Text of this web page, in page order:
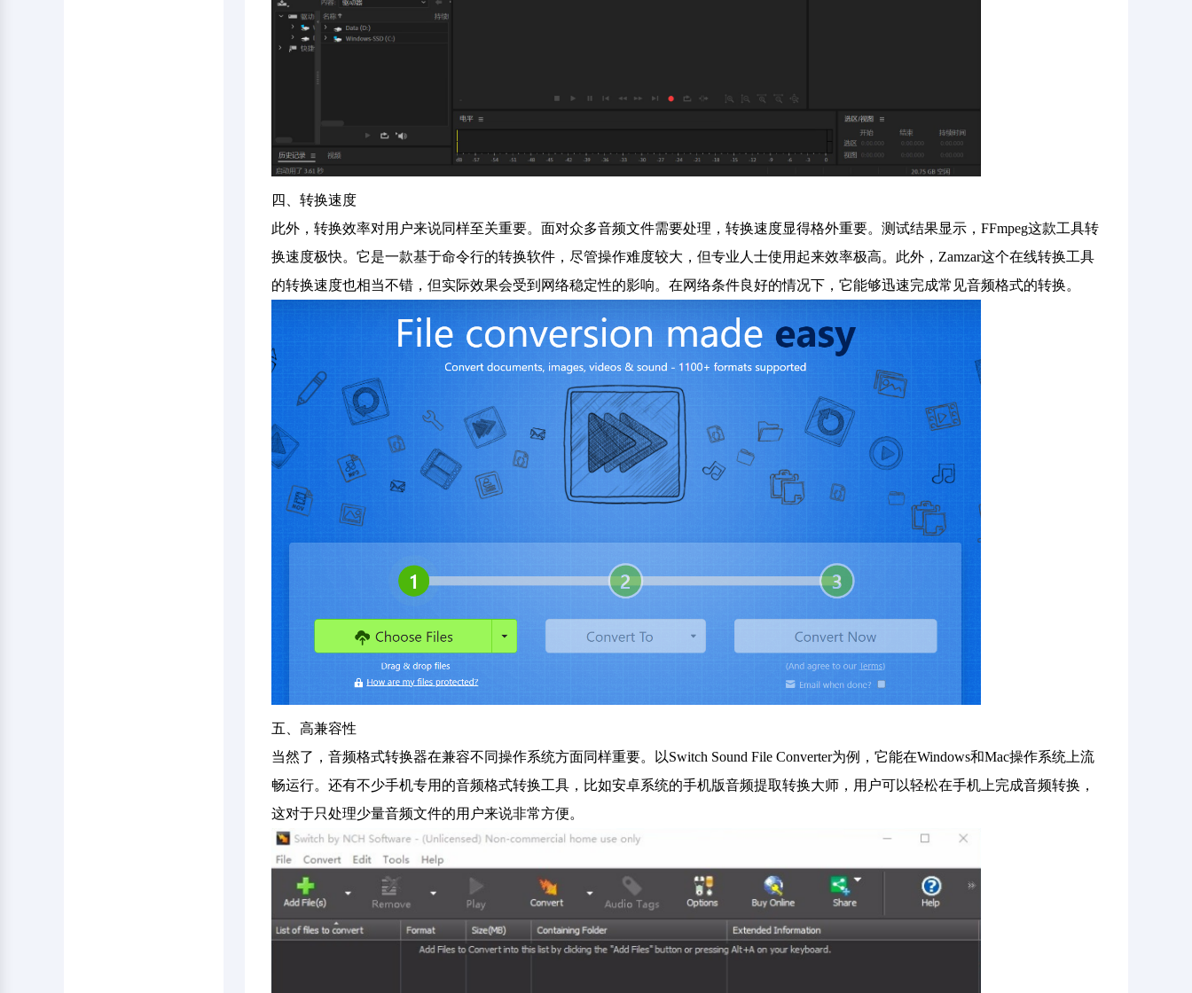
四、转换速度
此外，转换效率对用户来说同样至关重要。面对众多音频文件需要处理，转换速度显得格外重要。测试结果显示，FFmpeg这款工具转
换速度极快。它是一款基于命令行的转换软件，尽管操作难度较大，但专业人士使用起来效率极高。此外，Zamzar这个在线转换工具
的转换速度也相当不错，但实际效果会受到网络稳定性的影响。在网络条件良好的情况下，它能够迅速完成常见音频格式的转换。
五、高兼容性
当然了，音频格式转换器在兼容不同操作系统方面同样重要。以Switch Sound File Converter为例，它能在Windows和Mac操作系统上流
畅运行。还有不少手机专用的音频格式转换工具，比如安卓系统的手机版音频提取转换大师，用户可以轻松在手机上完成音频转换，
这对于只处理少量音频文件的用户来说非常方便。